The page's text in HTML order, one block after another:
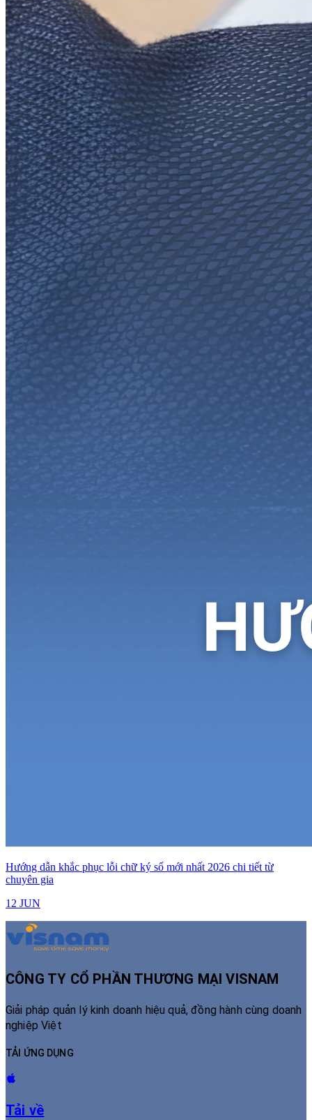
Hướng dẫn khắc phục lỗi chữ ký số mới nhất 2026 chi tiết từ
chuyên gia
12 JUN
CÔNG TY CỔ PHẦN THƯƠNG MẠI VISNAM
Giải pháp quản lý kinh doanh hiệu quả, đồng hành cùng doanh
nghiệp Việt
TẢI ỨNG DỤNG
Tải về